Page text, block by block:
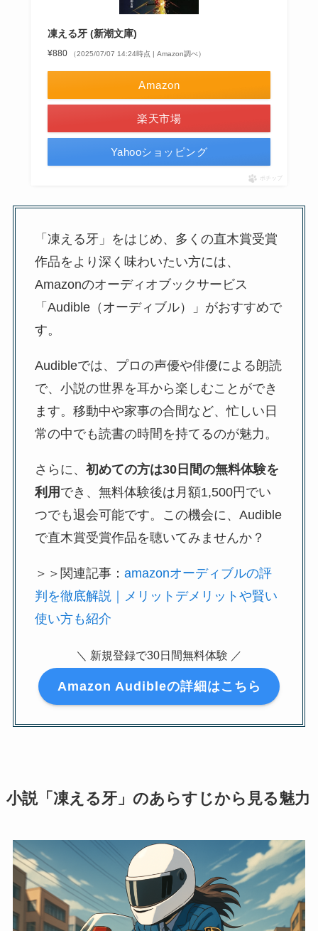
凍える牙 (新潮文庫)
¥880 （2025/07/07 14:24時点 | Amazon調べ）
Amazon
楽天市場
Yahooショッピング
ポチップ
「凍える牙」をはじめ、多くの直木賞受賞
作品をより深く味わいたい方には、
Amazonのオーディオブックサービス
「Audible（オーディブル）」がおすすめで
す。
Audibleでは、プロの声優や俳優による朗読
で、小説の世界を耳から楽しむことができ
ます。移動中や家事の合間など、忙しい日
常の中でも読書の時間を持てるのが魅力。
さらに、 初めての方は30日間の無料体験を
利用 でき、無料体験後は月額1,500円でい
つでも退会可能です。この機会に、Audible
で直木賞受賞作品を聴いてみませんか？
＞＞関連記事： amazonオーディブルの評
判を徹底解説｜メリットデメリットや賢い
使い方も紹介
＼ 新規登録で30日間無料体験 ／
Amazon Audibleの詳細はこちら
小説「凍える牙」のあらすじから見る魅力